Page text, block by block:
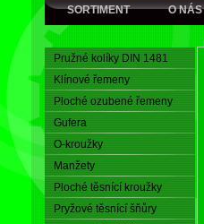
SORTIMENT O NÁS
Pružné kolíky DIN 1481
Klínové řemeny
Ploché ozubené řemeny
Gufera
O-kroužky
Manžety
Ploché těsnící kroužky
Pryžové těsnící šňůry